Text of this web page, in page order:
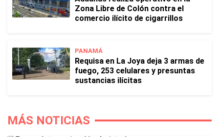
Zona Libre de Colón contra el
comercio ilícito de cigarrillos
PANAMÁ
Requisa en La Joya deja 3 armas de
fuego, 253 celulares y presuntas
sustancias ilícitas
MÁS NOTICIAS